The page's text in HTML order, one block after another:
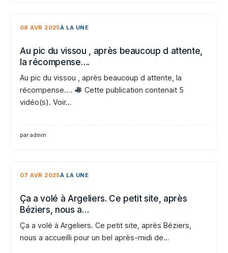
08 AVR 2025À LA UNE
Au pic du vissou , après beaucoup d attente,
la récompense….
Au pic du vissou , après beaucoup d attente, la
récompense….
Cette publication contenait 5
vidéo(s). Voir…
par admin
07 AVR 2025À LA UNE
Ça a volé à Argeliers. Ce petit site, après
Béziers, nous a…
Ça a volé à Argeliers. Ce petit site, après Béziers,
nous a accueilli pour un bel après-midi de…